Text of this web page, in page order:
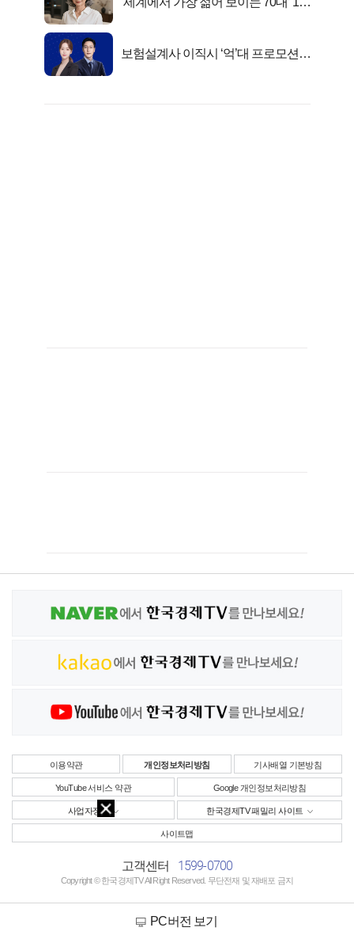
보험설계사 이직시 ‘억’대 프로모션!
이용약관 개인정보처리방침 기사배열 기본방침
YouTube 서비스 약관 Google 개인정보처리방침
사업자정보 한국경제TV 패밀리 사이트
사이트맵
고객센터 1599-0700
Copyright © 한국경제TV All Right Reserved. 무단전재 및 재배포 금지
PC버전 보기